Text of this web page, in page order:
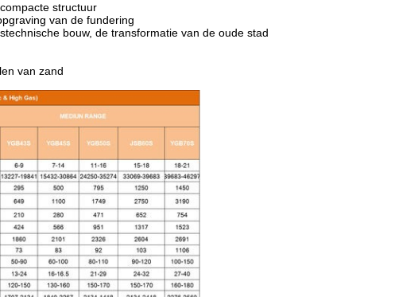
structuur
van de fundering
bouw, de transformatie van de oude stad
van zand